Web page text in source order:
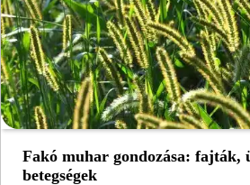
Fakó muhar gondozása: fajták,
betegségek